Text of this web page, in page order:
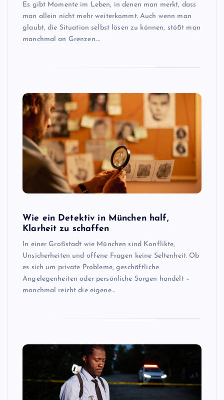
Es gibt Momente im Leben, in denen man merkt, dass
man allein nicht mehr weiterkommt. Auch wenn man
glaubt, die Situation selbst lösen zu können, stößt man
manchmal an Grenzen.…
Wie ein Detektiv in München half,
Klarheit zu schaffen
In einer Großstadt wie München sind Konflikte,
Unsicherheiten und offene Fragen keine Seltenheit. Ob
es sich um private Probleme, geschäftliche
Angelegenheiten oder persönliche Sorgen handelt –
manchmal reicht die eigene…